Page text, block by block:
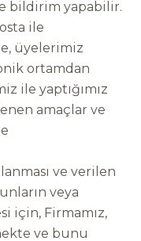
bildirim yapabilir.
ile
üyelerimiz
ortamdan
ile yaptığımız
amaçlar ve
ve verilen
veya
için, Firmamız,
ve bunu